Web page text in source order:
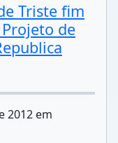
Triste fim
de
2012 em